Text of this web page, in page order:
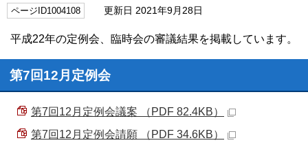
ページID1004108 更新日 2021年9月28日
平成22年の定例会、臨時会の審議結果を掲載しています。
第7回12月定例会
第7回12月定例会議案 （PDF 82.4KB）
第7回12月定例会請願 （PDF 34.6KB）